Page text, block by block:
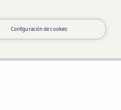
Configuración de cookies